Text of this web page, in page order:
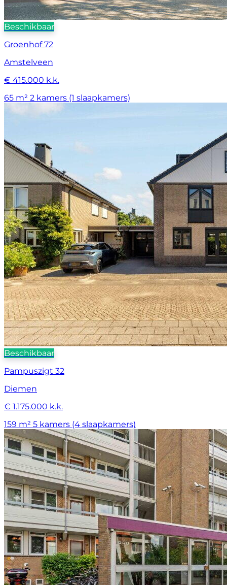
Beschikbaar
Groenhof 72
Amstelveen
€ 415.000 k.k.
65 m² 2 kamers (1 slaapkamers)
Beschikbaar
Pampuszigt 32
Diemen
€ 1.175.000 k.k.
159 m² 5 kamers (4 slaapkamers)